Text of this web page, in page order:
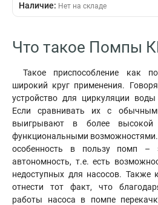
Наличие: Нет на складе
Что такое Помпы
Такое приспособление как
широкий круг применения.
устройство для циркуляции
Если сравнивать их с
выигрывают в более высокой
функциональными возможностями.
особенность в пользу помп –
автономность, т.е. есть
недоступных для насосов.
отнести тот факт, что
работы насоса в помпе